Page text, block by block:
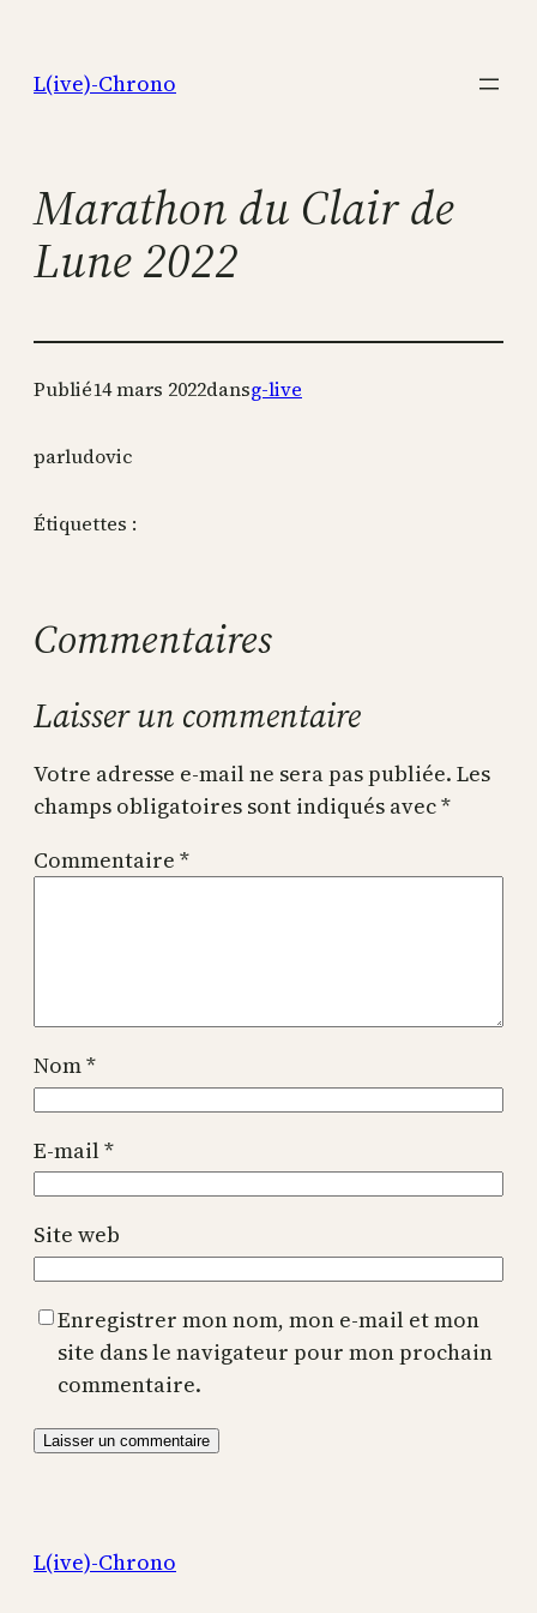
contenu
L(ive)-Chrono
Marathon du Clair de
Lune 2022
Publié14 mars 2022dansg-live
parludovic
Étiquettes :
Commentaires
Laisser un commentaire
Votre adresse e-mail ne sera pas publiée. Les
champs obligatoires sont indiqués avec*
Commentaire *
Nom*
E-mail*
Site web
Enregistrer mon nom, mon e-mail et mon
site dans le navigateur pour mon prochain
commentaire.
L(ive)-Chrono